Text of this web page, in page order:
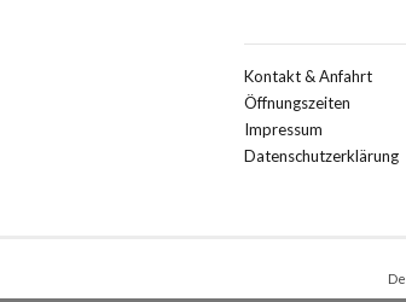
Kontakt & Anfahrt
Öffnungszeiten
Impressum
Datenschutzerklärung